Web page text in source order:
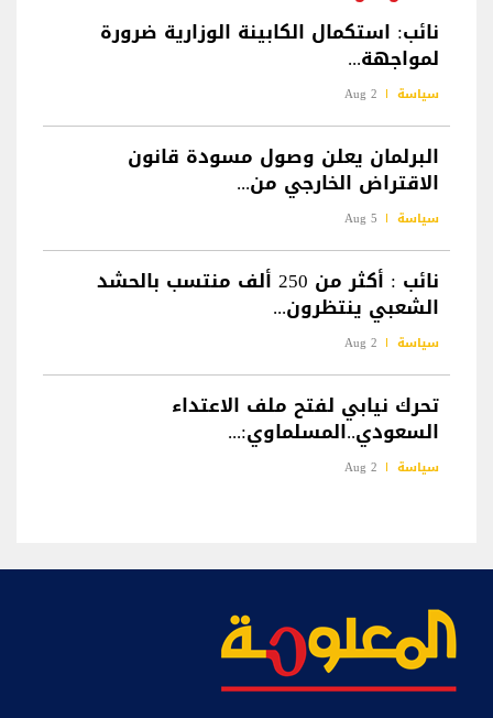
نائب: استكمال الكابينة الوزارية ضرورة
لمواجهة...
سياسة 2 Aug
البرلمان يعلن وصول مسودة قانون
الاقتراض الخارجي من...
سياسة 5 Aug
نائب : أكثر من 250 ألف منتسب بالحشد
الشعبي ينتظرون...
سياسة 2 Aug
تحرك نيابي لفتح ملف الاعتداء
السعودي..المسلماوي:...
سياسة 2 Aug